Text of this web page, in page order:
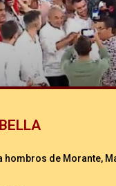
hombros de Morante,